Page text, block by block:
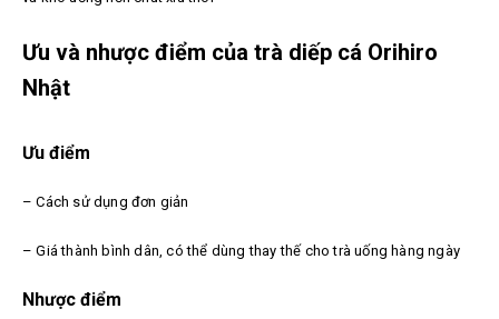
Ưu và nhược điểm của trà diếp cá Orihiro
Nhật
Ưu điểm
– Cách sử dụng đơn giản
– Giá thành bình dân, có thể dùng thay thế cho trà uống hàng ngày
Nhược điểm